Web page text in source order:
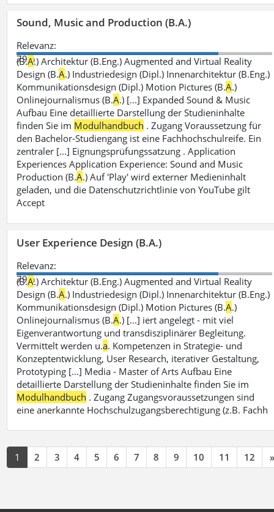
Sound, Music and Production (B.A.)
Relevanz:
79%
(B.A.) Architektur (B.Eng.) Augmented and Virtual Reality
Design (B.A.) Industriedesign (Dipl.) Innenarchitektur (B.Eng.)
Kommunikationsdesign (Dipl.) Motion Pictures (B.A.)
Onlinejournalismus (B.A.) [...] Expanded Sound & Music
Aufbau Eine detaillierte Darstellung der Studieninhalte
finden Sie im Modulhandbuch . Zugang Voraussetzung für
den Bachelor-Studiengang ist eine Fachhochschulreife. Ein
zentraler [...] Eignungsprüfungssatzung . Application
Experiences Application Experience: Sound and Music
Production (B.A.) Auf 'Play' wird externer Medieninhalt
geladen, und die Datenschutzrichtlinie von YouTube gilt
Accept
User Experience Design (B.A.)
Relevanz:
79%
(B.A.) Architektur (B.Eng.) Augmented and Virtual Reality
Design (B.A.) Industriedesign (Dipl.) Innenarchitektur (B.Eng.)
Kommunikationsdesign (Dipl.) Motion Pictures (B.A.)
Onlinejournalismus (B.A.) [...] iert angelegt - mit viel
Eigenverantwortung und transdisziplinärer Begleitung.
Vermittelt werden u.a. Kompetenzen in Strategie- und
Konzeptentwicklung, User Research, iterativer Gestaltung,
Prototyping [...] Media - Master of Arts Aufbau Eine
detaillierte Darstellung der Studieninhalte finden Sie im
Modulhandbuch . Zugang Zugangsvoraussetzungen sind
eine anerkannte Hochschulzugangsberechtigung (z.B. Fachh
1 2 3 4 5 6 7 8 9 10 11 12 »